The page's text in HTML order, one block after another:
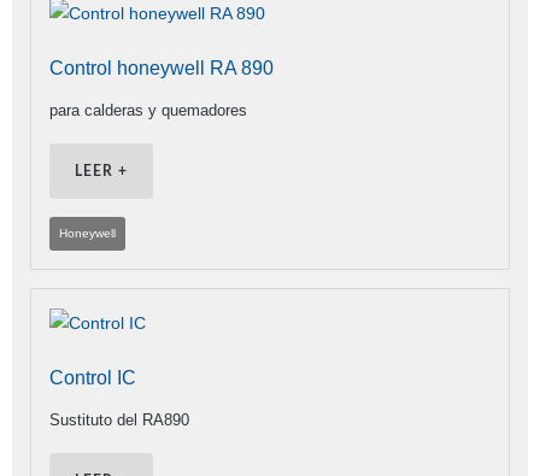
Control honeywell RA 890
para calderas y quemadores
LEER +
Honeywell
Control IC
Sustituto del RA890